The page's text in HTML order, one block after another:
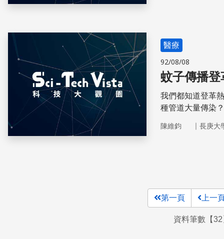
醫療
92/08/08
蚊子傳播
我們都知道登革
種管道大量傳染
陳維鈞 ｜ 長庚大
第一頁 上一
資料筆數【